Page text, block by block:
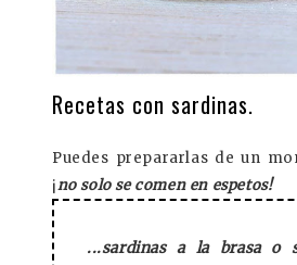
Recetas con sardinas.
Puedes prepararlas de un
¡no solo se comen en espetos!
...sardinas a la brasa o